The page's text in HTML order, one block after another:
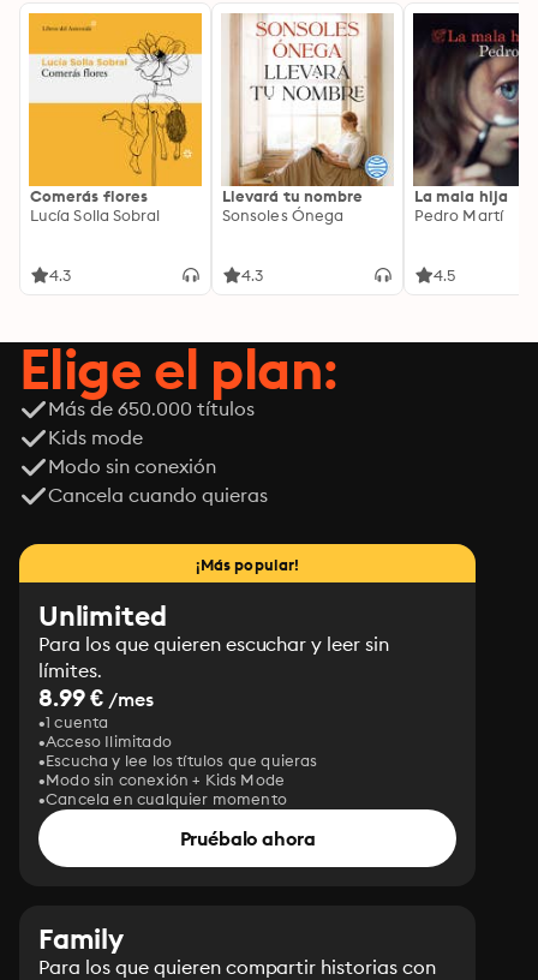
Comerás flores
Lucía Solla Sobral
4.3
Llevará tu nombre
Sonsoles Ónega
4.3
La mala hija
Pedro Martí
4.5
Elige el plan:
Más de 650.000 títulos
Kids mode
Modo sin conexión
Cancela cuando quieras
¡Más popular!
Unlimited
Para los que quieren escuchar y leer sin
límites.
8.99 € /mes
1 cuenta
Acceso Ilimitado
Escucha y lee los títulos que quieras
Modo sin conexión + Kids Mode
Cancela en cualquier momento
Pruébalo ahora
Family
Para los que quieren compartir historias con